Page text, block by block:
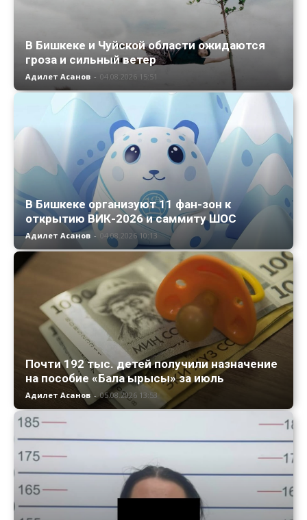
В Бишкеке и Чуйской области ожидаются
гроза и сильный ветер
Адилет Асанов - 04.08.2026 15:51
В Бишкеке организуют 11 фан-зон к
открытию ВИК-2026 и саммиту ШОС
Адилет Асанов - 04.08.2026 10:13
Почти 192 тыс. детей получили назначение
на пособие «Бала ырысы» за июль
Адилет Асанов - 05.08.2026 13:53